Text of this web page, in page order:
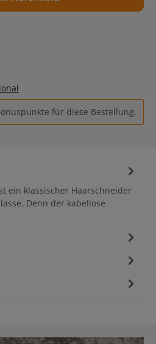
für diese Bestellung.
ein klassischer Haarschneider
Denn der kabellose